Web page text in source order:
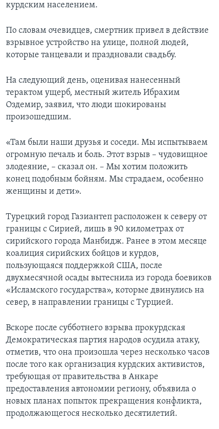
курдским населением.
По словам очевидцев, смертник привел в действие
взрывное устройство на улице, полной людей,
которые танцевали и праздновали свадьбу.
На следующий день, оценивая нанесенный
терактом ущерб, местный житель Ибрахим
Оздемир, заявил, что люди шокированы
произошедшим.
«Там были наши друзья и соседи. Мы испытываем
огромную печаль и боль. Этот взрыв – чудовищное
злодеяние, – сказал он. – Мы хотим положить
конец подобным бойням. Мы страдаем, особенно
женщины и дети».
Турецкий город Газиантеп расположен к северу от
границы с Сирией, лишь в 90 километрах от
сирийского города Манбидж. Ранее в этом месяце
коалиция сирийских бойцов и курдов,
пользующаяся поддержкой США, после
двухмесячной осады вытеснила из города боевиков
«Исламского государства», которые двинулись на
север, в направлении границы с Турцией.
Вскоре после субботнего взрыва прокурдская
Демократическая партия народов осудила атаку,
отметив, что она произошла через несколько часов
после того как организация курдских активистов,
требующая от правительства в Анкаре
предоставления автономии региону, объявила о
новых планах попыток прекращения конфликта,
продолжающегося несколько десятилетий.